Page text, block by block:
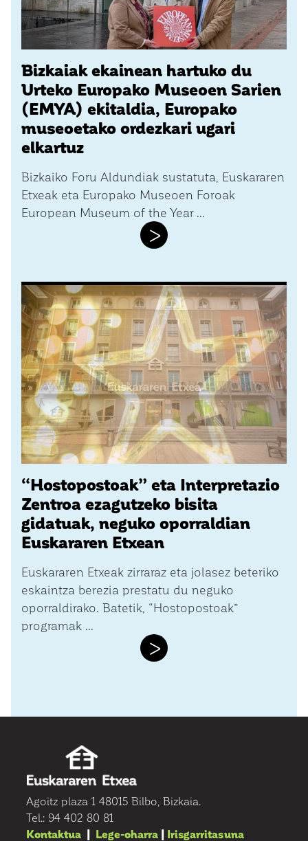
Bizkaiak ekainean hartuko du
Urteko Europako Museoen Sarien
(EMYA) ekitaldia, Europako
museoetako ordezkari ugari
elkartuz
Bizkaiko Foru Aldundiak sustatuta, Euskararen
Etxeak eta Europako Museoen Foroak
European Museum of the Year ...
>
“Hostopostoak” eta Interpretazio
Zentroa ezagutzeko bisita
gidatuak, neguko oporraldian
Euskararen Etxean
Euskararen Etxeak zirraraz eta jolasez beteriko
eskaintza berezia prestatu du neguko
oporraldirako. Batetik, “Hostopostoak”
programak ...
>
Agoitz plaza 1 48015 Bilbo, Bizkaia.
Tel.: 94 402 80 81
Kontaktua | Lege-oharra | Irisgarritasuna